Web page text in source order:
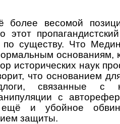
более весомой
этот
по существу. Что
основаниям,
исторических наук
что основанием
связанные с
с
ещё и убойное
защиты.